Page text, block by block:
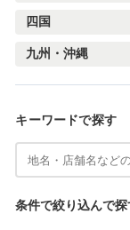
四国
九州・沖縄
キーワードで探す
条件で絞り込んで探